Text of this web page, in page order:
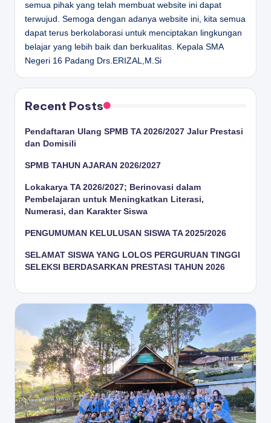
semua pihak yang telah membuat website ini dapat
terwujud. Semoga dengan adanya website ini, kita semua
dapat terus berkolaborasi untuk menciptakan lingkungan
belajar yang lebih baik dan berkualitas. Kepala SMA
Negeri 16 Padang Drs.ERIZAL,M.Si
Recent Posts
Pendaftaran Ulang SPMB TA 2026/2027 Jalur Prestasi
dan Domisili
SPMB TAHUN AJARAN 2026/2027
Lokakarya TA 2026/2027; Berinovasi dalam
Pembelajaran untuk Meningkatkan Literasi,
Numerasi, dan Karakter Siswa
PENGUMUMAN KELULUSAN SISWA TA 2025/2026
SELAMAT SISWA YANG LOLOS PERGURUAN TINGGI
SELEKSI BERDASARKAN PRESTASI TAHUN 2026